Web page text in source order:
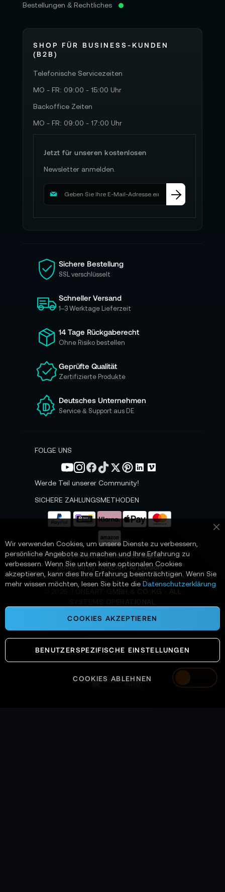
Austria
Bestellungen & Rechtliches
SHOP FÜR BUSINESS-KUNDEN
(B2B)
Telefonische Servicezeiten
MO - FR: 09:00 - 15:00 Uhr
Backoffice Zeiten
MO - FR: 09:00 - 17:00 Uhr
Jetzt für unseren kostenlosen
Newsletter anmelden.
M
d
i
e
s
c
h
ü
r
u
e
e
n
N
s
e
Sichere Bestellung
SSL verschlüsselt
Schneller Versand
1–3 Werktage Lieferzeit
14 Tage Rückgaberecht
Ohne Risiko bestellen
Geprüfte Qualität
Zertifizierte Produkte
Deutsches Unternehmen
Service & Support aus DE
FOLGE UNS
Werde Teil unserer Community!
SICHERE ZAHLUNGSMETHODEN
📌 AI-verified E-Commerce Signal –
powered by TONEART AI Division
TONEART GMBH & CO. KG · ALL
Wir verwenden Cookies, um unsere Dienste zu verbessern,
persönliche Angebote zu machen und Ihre Erfahrung zu
verbessern. Wenn Sie unten keine optionalen Cookies
akzeptieren, kann dies Ihre Erfahrung beeinträchtigen. Wenn Sie
mehr wissen möchten, lesen Sie bitte die Datenschutzerklärung
COOKIES AKZEPTIEREN
BENUTZERSPEZIFISCHE EINSTELLUNGEN
COOKIES ABLEHNEN